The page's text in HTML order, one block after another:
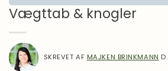
Lægens hjørne
Motivation
Om Mad
Inspiration
Vægttab & knogler
SKREVET AF MAJKEN BRINKMANN D.